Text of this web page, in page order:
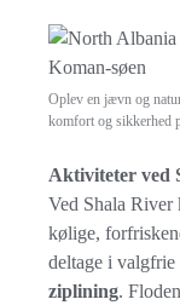
Oplev en jævn og
komfort og sikkerhed
Aktiviteter ved
Ved Shala River
kølige,
deltage i valgfrie
ziplining.